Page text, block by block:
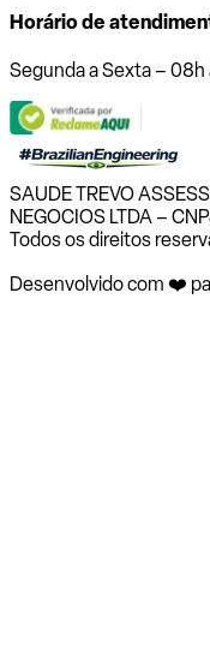
Horário de
Segunda a Sexta – 08h
SAUDE TREVO
NEGOCIOS LTDA –
Todos os direitos
Desenvolvido com ❤️